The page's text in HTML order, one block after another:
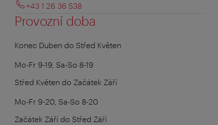
+43 1 26 36 538
Provozní doba
Konec Duben do Střed Květen
Mo-Fr 9-19, Sa-So 8-19
Střed Květen do Začátek Září
Mo-Fr 9-20, Sa-So 8-20
Začátek Září do Střed Září